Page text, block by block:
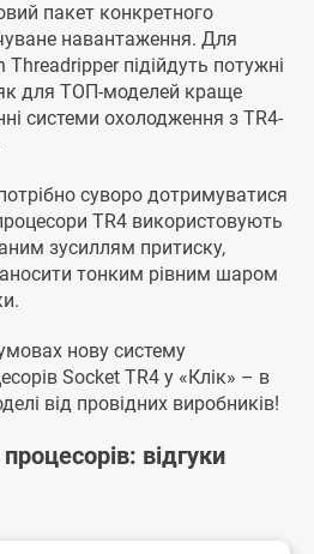
пакет конкретного
навантаження. Для
підійдуть потужні
як для ТОП-моделей краще
системи охолодження з TR4-
суворо дотримуватися
TR4 використовують
зусиллям притиску,
тонким рівним шаром
нову систему
Socket TR4 у «Клік» – в
від провідних виробників!
відгуки